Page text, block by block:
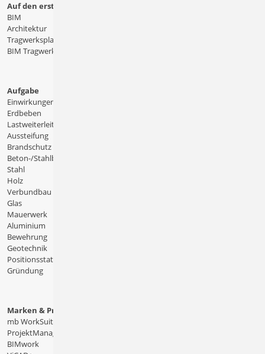
Auf den ersten Blick
BIM
Architektur
Tragwerksplanung
BIM Tragwerksplanung
Aufgabe
Einwirkungen
Erdbeben
Lastweiterleitung
Aussteifung
Brandschutz
Beton-/Stahlbeton
Stahl
Holz
Verbundbau
Glas
Mauerwerk
Aluminium
Bewehrung
Geotechnik
Positionsstatik
Gründung
Marken & Produkte
mb WorkSuite
ProjektManager
BIMwork